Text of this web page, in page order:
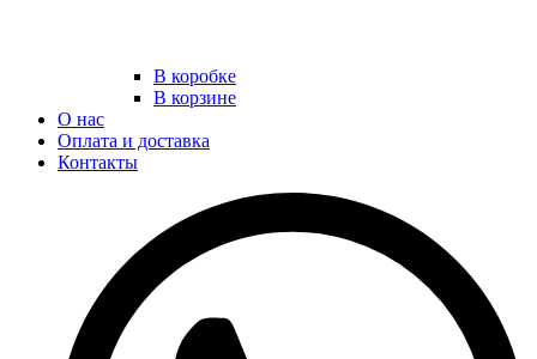
В коробке
В корзине
О нас
Оплата и доставка
Контакты